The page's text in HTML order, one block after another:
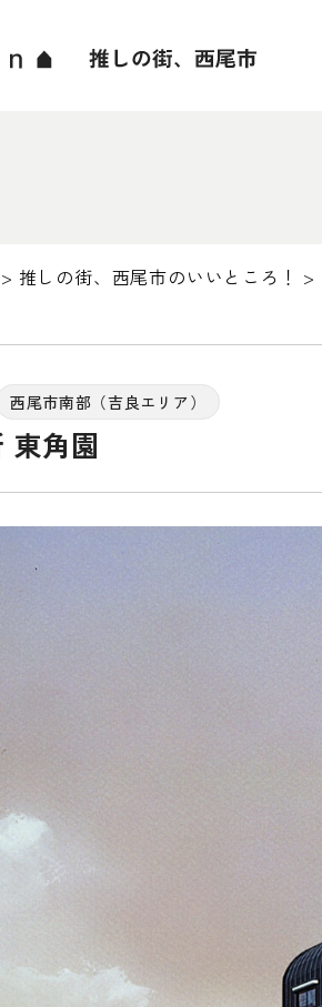
> 推しの街、西尾市のいいところ！ >
西尾市南部（吉良エリア）
東角園